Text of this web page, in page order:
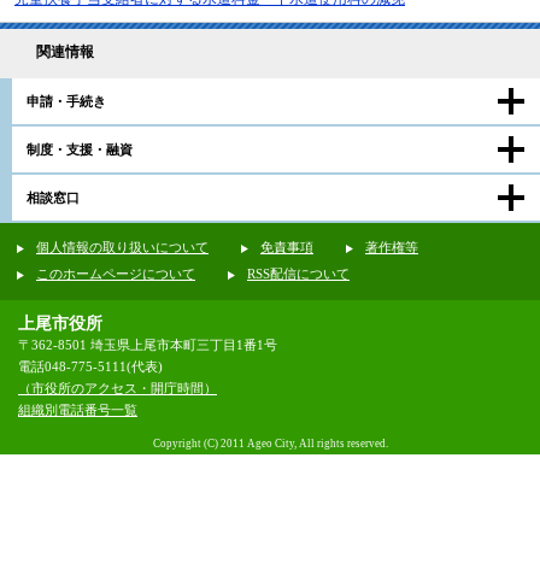
関連情報
申請・手続き
制度・支援・融資
相談窓口
個人情報の取り扱いについて 免責事項
著作権等
このホームページについて
RSS配信について
上尾市役所
〒362-8501 埼玉県上尾市本町三丁目1番1号
電話048-775-5111(代表)
（市役所のアクセス・開庁時間）
組織別電話番号一覧
Copyright (C) 2011 Ageo City, All rights reserved.